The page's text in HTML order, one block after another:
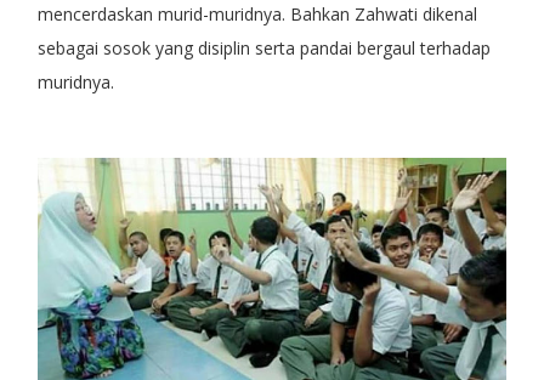
mencerdaskan murid-muridnya. Bahkan Zahwati dikenal
sebagai sosok yang disiplin serta pandai bergaul terhadap
muridnya.